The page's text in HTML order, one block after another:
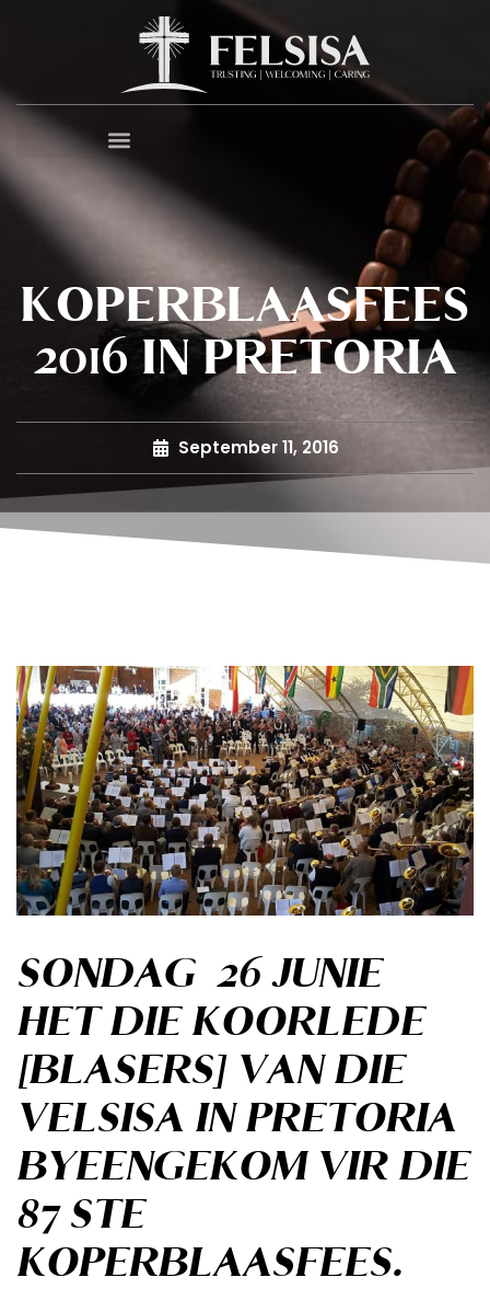
KOPERBLAASFEES
2016 IN PRETORIA
September 11, 2016
SONDAG 26 JUNIE
HET DIE KOORLEDE
[BLASERS] VAN DIE
VELSISA IN PRETORIA
BYEENGEKOM VIR DIE
87 STE
KOPERBLAASFEES.